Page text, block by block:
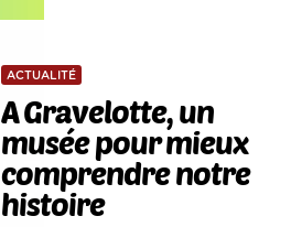
ACTUALITÉ
A Gravelotte, un
musée pour mieux
comprendre notre
histoire